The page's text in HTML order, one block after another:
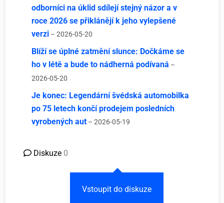
odborníci na úklid sdílejí stejný názor a v
roce 2026 se přiklánějí k jeho vylepšené
verzi – 2026-05-20
Blíží se úplné zatmění slunce: Dočkáme se
ho v létě a bude to nádherná podívaná –
2026-05-20
Je konec: Legendární švédská automobilka
po 75 letech končí prodejem posledních
vyrobených aut – 2026-05-19
Diskuze 0
Vstoupit do diskuze